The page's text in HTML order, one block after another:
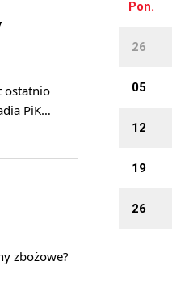
ostatnio
PiK…
zbożowe?
Pon.
26
05
12
19
26